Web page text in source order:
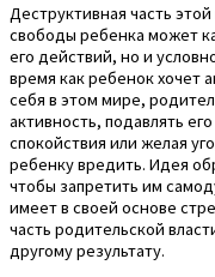
Деструктивная часть
свободы ребенка может
его действий, но и
время как ребенок хочет
себя в этом мире,
активность, подавлять
спокойствия или желая
ребенку вредить. Идея
чтобы запретить им
имеет в своей основе
часть родительской
другому результату.